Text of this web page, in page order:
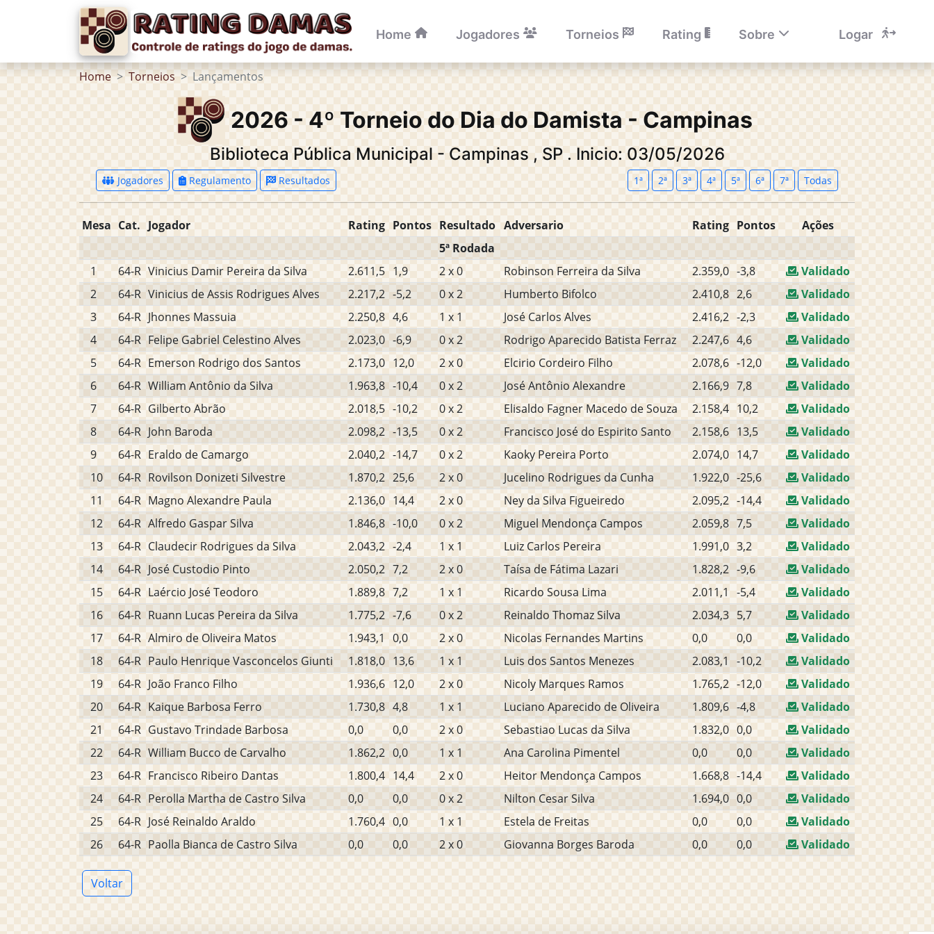
Home Jogadores Torneios Rating Sobre Logar
Home Torneios Lançamentos
2026 - 4º Torneio do Dia do Damista - Campinas
Biblioteca Pública Municipal - Campinas , SP . Inicio: 03/05/2026
Jogadores Regulamento Resultados 1ª 2ª 3ª 4ª 5ª 6ª 7ª Todas
Mesa Cat. Jogador Rating Pontos Resultado Adversario Rating Pontos
Ações
5ª Rodada
1
64-R Vinicius Damir Pereira da Silva 2.611,5 1,9 2 x 0 Robinson Ferreira da Silva 2.359,0 -3,8
Validado
2
64-R Vinicius de Assis Rodrigues Alves 2.217,2 -5,2 0 x 2 Humberto Bifolco 2.410,8 2,6
Validado
3
64-R Jhonnes Massuia 2.250,8 4,6 1 x 1 José Carlos Alves 2.416,2 -2,3
Validado
4
64-R Felipe Gabriel Celestino Alves 2.023,0 -6,9 0 x 2 Rodrigo Aparecido Batista Ferraz 2.247,6 4,6
Validado
5
64-R Emerson Rodrigo dos Santos 2.173,0 12,0 2 x 0 Elcirio Cordeiro Filho 2.078,6 -12,0
Validado
6
64-R William Antônio da Silva 1.963,8 -10,4 0 x 2 José Antônio Alexandre 2.166,9 7,8
Validado
7
64-R Gilberto Abrão 2.018,5 -10,2 0 x 2 Elisaldo Fagner Macedo de Souza 2.158,4 10,2
Validado
8
64-R John Baroda 2.098,2 -13,5 0 x 2 Francisco José do Espirito Santo 2.158,6 13,5
Validado
9
64-R Eraldo de Camargo 2.040,2 -14,7 0 x 2 Kaoky Pereira Porto 2.074,0 14,7
Validado
10
64-R Rovilson Donizeti Silvestre 1.870,2 25,6 2 x 0 Jucelino Rodrigues da Cunha 1.922,0 -25,6
Validado
11
64-R Magno Alexandre Paula 2.136,0 14,4 2 x 0 Ney da Silva Figueiredo 2.095,2 -14,4
Validado
12
64-R Alfredo Gaspar Silva 1.846,8 -10,0 0 x 2 Miguel Mendonça Campos 2.059,8 7,5
Validado
13
64-R Claudecir Rodrigues da Silva 2.043,2 -2,4 1 x 1 Luiz Carlos Pereira 1.991,0 3,2
Validado
14
64-R José Custodio Pinto 2.050,2 7,2 2 x 0 Taísa de Fátima Lazari 1.828,2 -9,6
Validado
15
64-R Laércio José Teodoro 1.889,8 7,2 1 x 1 Ricardo Sousa Lima 2.011,1 -5,4
Validado
16
64-R Ruann Lucas Pereira da Silva 1.775,2 -7,6 0 x 2 Reinaldo Thomaz Silva 2.034,3 5,7
Validado
17
64-R Almiro de Oliveira Matos 1.943,1 0,0 2 x 0 Nicolas Fernandes Martins 0,0 0,0
Validado
18
64-R Paulo Henrique Vasconcelos Giunti 1.818,0 13,6 1 x 1 Luis dos Santos Menezes 2.083,1 -10,2
Validado
19
64-R João Franco Filho 1.936,6 12,0 2 x 0 Nicoly Marques Ramos 1.765,2 -12,0
Validado
20
64-R Kaique Barbosa Ferro 1.730,8 4,8 1 x 1 Luciano Aparecido de Oliveira 1.809,6 -4,8
Validado
21
64-R Gustavo Trindade Barbosa 0,0 0,0 2 x 0 Sebastiao Lucas da Silva 1.832,0 0,0
Validado
22
64-R William Bucco de Carvalho 1.862,2 0,0 1 x 1 Ana Carolina Pimentel 0,0 0,0
Validado
23
64-R Francisco Ribeiro Dantas 1.800,4 14,4 2 x 0 Heitor Mendonça Campos 1.668,8 -14,4
Validado
24
64-R Perolla Martha de Castro Silva 0,0 0,0 0 x 2 Nilton Cesar Silva 1.694,0 0,0
Validado
25
64-R José Reinaldo Araldo 1.760,4 0,0 1 x 1 Estela de Freitas 0,0 0,0
Validado
26
64-R Paolla Bianca de Castro Silva 0,0 0,0 2 x 0 Giovanna Borges Baroda 0,0 0,0 Validado
Voltar